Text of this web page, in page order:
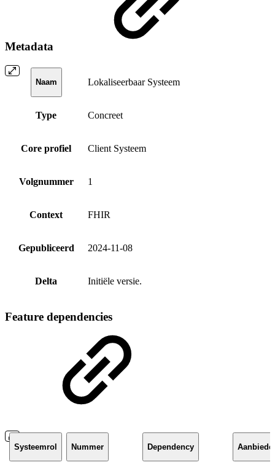
Metadata
Naam Lokaliseerbaar Systeem
Type Concreet
Core profiel Client Systeem
Volgnummer 1
Context FHIR
Gepubliceerd 2024-11-08
Delta Initiële versie.
Feature dependencies
Systeemrol Nummer Dependency